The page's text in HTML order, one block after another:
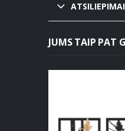
JUMS TAIP PAT